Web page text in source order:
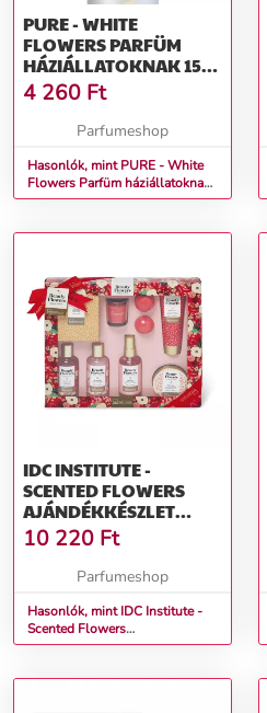
PURE - WHITE
FLOWERS PARFÜM
HÁZIÁLLATOKNAK 150
ML
4 260 Ft
Parfumeshop
Hasonlók, mint PURE - White
Flowers Parfüm háziállatoknak
150 ml
IDC INSTITUTE -
SCENTED FLOWERS
AJÁNDÉKKÉSZLET
NŐKNEK
10 220 Ft
Parfumeshop
Hasonlók, mint IDC Institute -
Scented Flowers
Ajándékkészlet nőknek